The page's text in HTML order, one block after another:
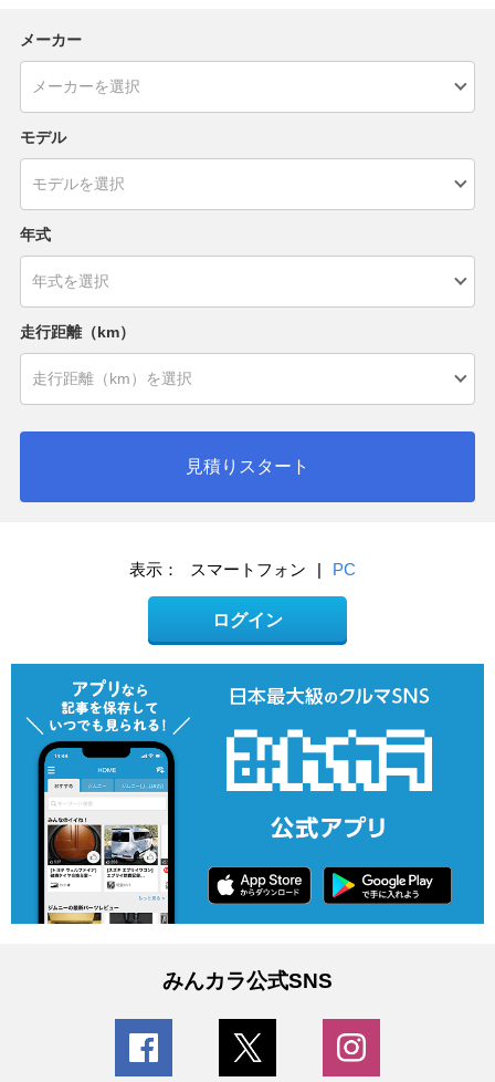
メーカー
モデル
年式
走行距離（km）
見積りスタート
表示： スマートフォン | PC
ログイン
みんカラ公式SNS